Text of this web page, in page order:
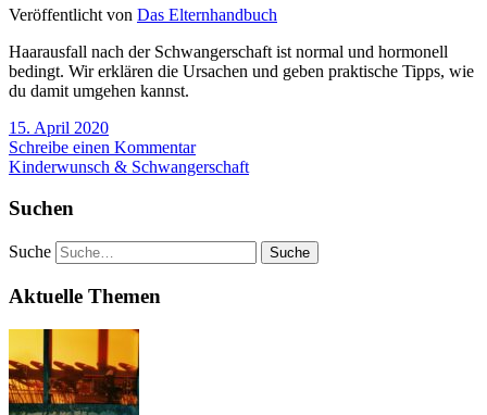
Veröffentlicht von Das Elternhandbuch
Haarausfall nach der Schwangerschaft ist normal und hormonell
bedingt. Wir erklären die Ursachen und geben praktische Tipps, wie
du damit umgehen kannst.
15. April 2020
Schreibe einen Kommentar
Kinderwunsch & Schwangerschaft
Suchen
Suche
Aktuelle Themen